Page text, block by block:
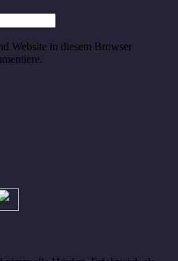
Website in diesem Browser